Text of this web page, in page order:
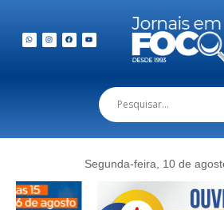
Segunda-feira, 10 de
Durante
Cidades
2026,